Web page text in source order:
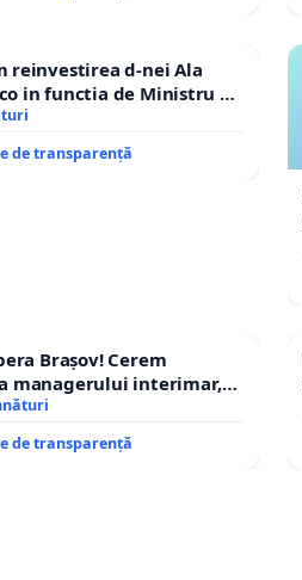
reinvestirea d-nei Ala
in functia de Ministru al
de transparență
Brașov! Cerem
managerului interimar,
Marius!
de transparență